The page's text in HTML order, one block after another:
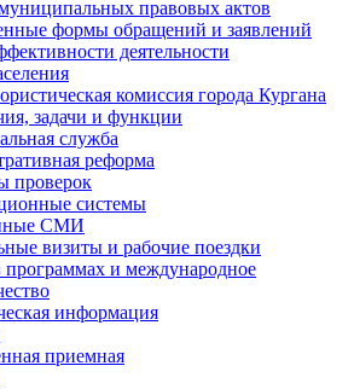
правовых актов
формы обращений и заявлений
деятельности
комиссия города Кургана
задачи и функции
служба
реформа
проверок
системы
СМИ
визиты и рабочие поездки
программах и международное
информация
приемная